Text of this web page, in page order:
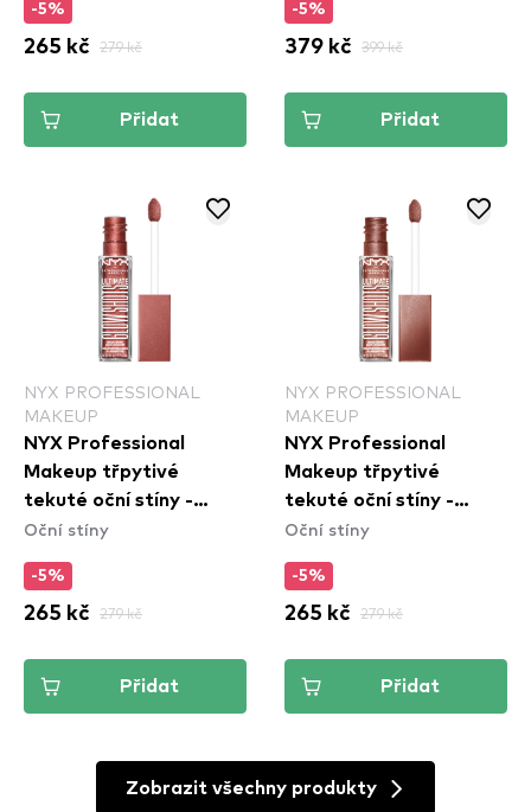
(UGS011)
-5%
265 kč 279 kč
Přidat
-5%
379 kč 399 kč
Přidat
NYX PROFESSIONAL
MAKEUP
NYX Professional
Makeup třpytivé
tekuté oční stíny -
Ultimate Glow Shots -
(UGS17)
Oční stíny
-5%
265 kč 279 kč
Přidat
NYX PROFESSIONAL
MAKEUP
NYX Professional
Makeup třpytivé
tekuté oční stíny -
Ultimate Glow Shots -
(UGS09)
Oční stíny
-5%
265 kč 279 kč
Přidat
Zobrazit všechny produkty